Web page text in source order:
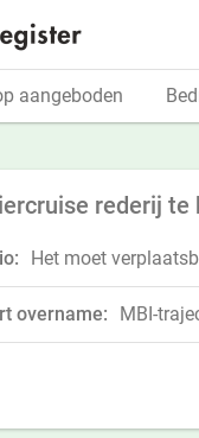
rederij te
Het moet
overname: MBI-
aangeboden